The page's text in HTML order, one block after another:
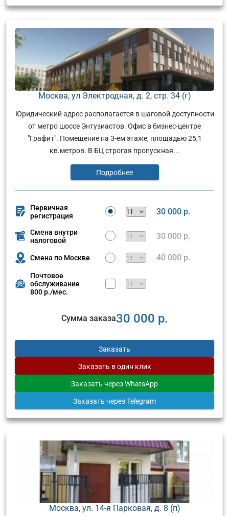
Москва, ул Электродная, д. 2, стр. 34 (г)
Юридический адрес располагается в шаговой доступности
от метро шоссе Энтузиастов. Офис в бизнес-центре
"Графит". Помещение на 3-ем этаже, площадью 25,1
кв.метров. В БЦ строгая пропускная...
Подробнее
Первичная
регистрация
30 000 р.
Смена внутри
налоговой
30 000 р.
Смена по Москве 40 000 р.
Почтовое
обслуживание
800 р./мес.
Сумма заказа30 000 р.
Заказать
Заказать в один клик
Заказать через WhatsApp
Заказать через Telegram
Москва, ул. 14-я Парковая, д. 8 (п)